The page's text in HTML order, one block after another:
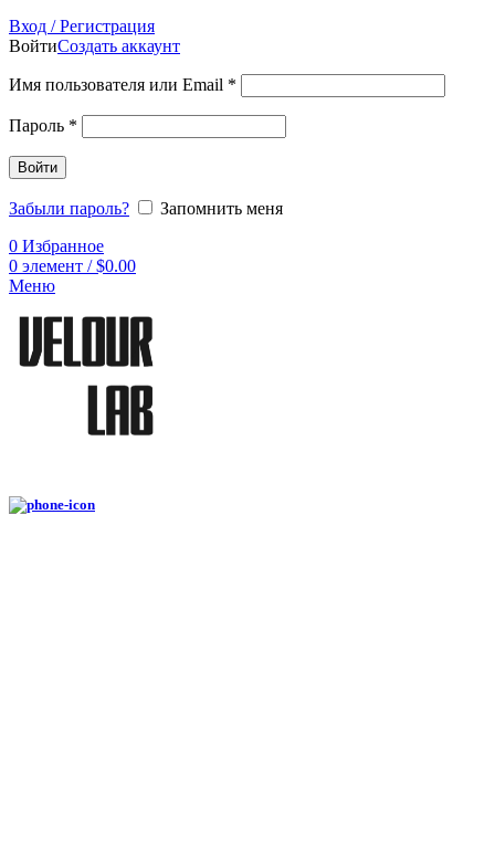
Вход / Регистрация
ВойтиСоздать аккаунт
Имя пользователя или Email *
Пароль *
Войти
Забыли пароль?
Запомнить меня
0 Избранное
0 элемент / $0.00
Меню